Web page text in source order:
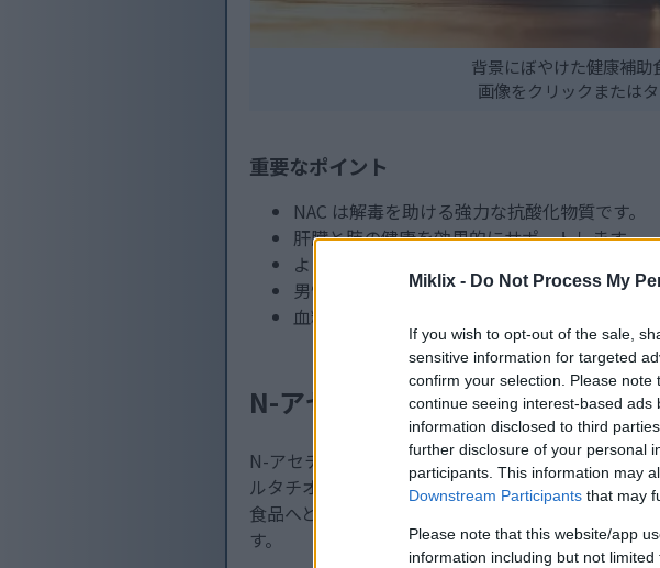
Miklix - Do Not Process My
If you wish to opt-out of the sale,
sensitive information for targeted
confirm your selection. Please
continue seeing interest-based
information disclosed to third
further disclosure of your personal
participants. This information may
Downstream Participants that may
Please note that this website/app
information including but not
背景にぼやけた健康補助
画像をクリックまたは
重要なポイント
NAC は解毒を助ける強力な抗酸化物質です。
肝臓と肺の健康を効果的にサポートします。
より良いメンタルヘルス管理を促進します。
男性と女性の両方において生殖能力が向上す
血糖値を安定させ、代謝の健康を改善します。
N-アセチル L-システイン（NAC
N-アセチルL-システイン（通称NAC）は、アミノ
ルタチオンの合成をはじめ、様々な身体機能にお
食品へと変遷を辿っています。健康志向の人々は
す。